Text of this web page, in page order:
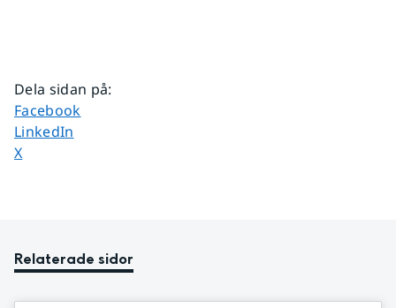
Dela sidan på:
Dela sidan på
Facebook
Dela sidan på
LinkedIn
Dela sidan på
X
Relaterade sidor